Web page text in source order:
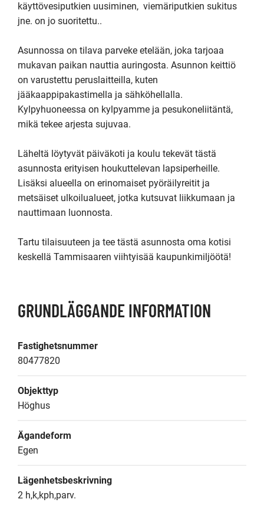
käyttövesiputkien uusiminen,  viemäriputkien sukitus
jne. on jo suoritettu..
Asunnossa on tilava parveke etelään, joka tarjoaa
mukavan paikan nauttia auringosta. Asunnon keittiö
on varustettu peruslaitteilla, kuten
jääkaappipakastimella ja sähköhellalla.
Kylpyhuoneessa on kylpyamme ja pesukoneliitäntä,
mikä tekee arjesta sujuvaa.
Läheltä löytyvät päiväkoti ja koulu tekevät tästä
asunnosta erityisen houkuttelevan lapsiperheille.
Lisäksi alueella on erinomaiset pyöräilyreitit ja
metsäiset ulkoilualueet, jotka kutsuvat liikkumaan ja
nauttimaan luonnosta.
Tartu tilaisuuteen ja tee tästä asunnosta oma kotisi
keskellä Tammisaaren viihtyisää kaupunkimiljöötä!
GRUNDLÄGGANDE INFORMATION
Fastighetsnummer
80477820
Objekttyp
Höghus
Ägandeform
Egen
Lägenhetsbeskrivning
2 h,k,kph,parv.